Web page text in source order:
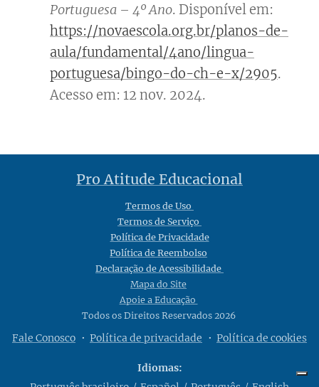
Portuguesa – 4º Ano. Disponível em:
https://novaescola.org.br/planos-de-
aula/fundamental/4ano/lingua-
portuguesa/bingo-do-ch-e-x/2905.
Acesso em: 12 nov. 2024.
Pro Atitude Educacional
Termos de Uso
Termos de Serviço
Política de Privacidade
Política de Reembolso
Declaração de Acessibilidade
Mapa do Site
Apoie a Educação
Todos os Direitos Reservados 2026
Fale Conosco Política de privacidade Política de cookies
Idiomas